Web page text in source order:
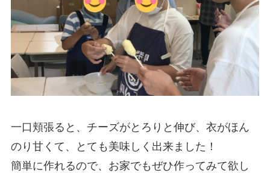
一口頬張ると、チーズがとろりと伸び、衣がほん
のり甘くて、とても美味しく出来ました！
簡単に作れるので、お家でもぜひ作ってみて欲し